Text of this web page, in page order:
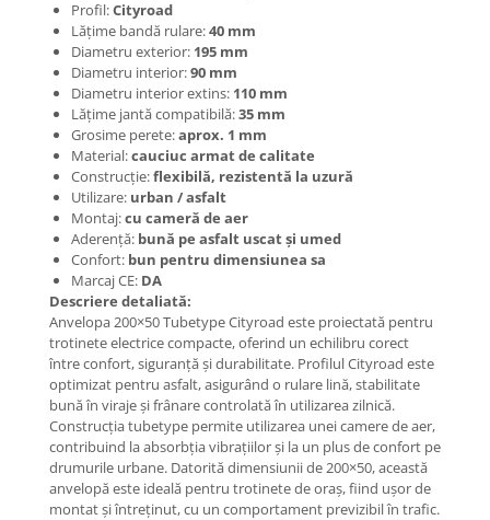
Baterii
Controlere & Conversoare DC/DC
Încărcătoare
Prize de încărcare
Cabluri pentru baterii
Componente baterii
Localizatoare GPS
Mecanică
Furci / mânere principale &
secundare
Pliere, pasadores & tije
Crickuri / suporturi parcare
Suspensii & amortizoare
Rulmenți
Transmisii & lanțuri
Claxoane / sonerii (timbres)
Frâne
Discuri de frana
Profil:Cityroad
Lățime bandă rulare:40 mm
Diametru exterior: 195 mm
Diametru interior:90 mm
Diametru interior extins: 110 mm
Lățime jantă compatibilă:35 mm
Grosime perete:aprox. 1 mm
Material:cauciuc armat de calitate
Construcție:flexibilă, rezistentă la uzură
Utilizare: urban / asfalt
Montaj:cu cameră de aer
Aderență: bună pe asfalt uscat și umed
Confort: bun pentru dimensiunea sa
Marcaj CE: DA
Descriere detaliată:
Anvelopa 200×50 Tubetype Cityroad este proiectată pentru
trotinete electrice compacte, oferind un echilibru corect
între confort, siguranță și durabilitate. Profilul Cityroad este
optimizat pentru asfalt, asigurând o rulare lină, stabilitate
bună în viraje și frânare controlată în utilizarea zilnică.
Construcția tubetype permite utilizarea unei camere de aer,
contribuind la absorbția vibrațiilor și la un plus de confort pe
drumurile urbane. Datorită dimensiunii de 200×50, această
anvelopă este ideală pentru trotinete de oraș, fiind ușor de
montat și întreținut, cu un comportament previzibil în trafic.